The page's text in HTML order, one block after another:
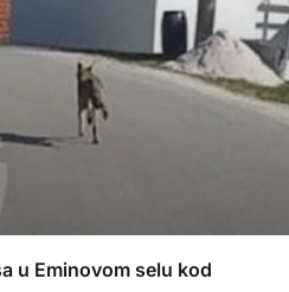
u Eminovom selu kod